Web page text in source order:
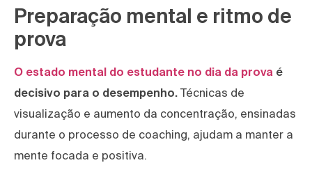
Preparação mental e ritmo de
prova
O estado mental do estudante no dia da prova é
decisivo para o desempenho. Técnicas de
visualização e aumento da concentração, ensinadas
durante o processo de coaching, ajudam a manter a
mente focada e positiva.